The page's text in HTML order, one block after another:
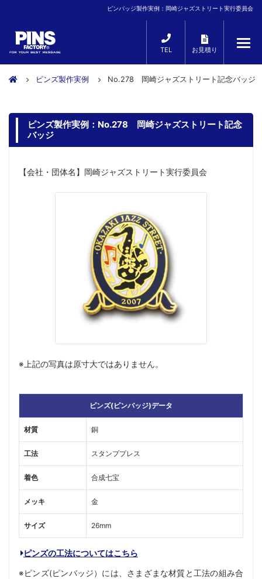
ピンバッジ製作実例：岡崎ジャズストリート実行委員会
TEL お見積り
ピンズ製作実例 No.278 岡崎ジャズストリート記念バッジ
ピンズ製作実例：No.278 岡崎ジャズストリート記念
バッジ
【会社・団体名】岡崎ジャズストリート実行委員会
※上記の写真は原寸大ではありません。
ピンズ(ピンバッジ)データ
材質 銅
工法 スタンププレス
着色 合成七宝
メッキ 金
サイズ 26mm
ピンズの工法についてはこちら
※ピンズ(ピンバッジ）には、さまざまな材質と工法の組み合